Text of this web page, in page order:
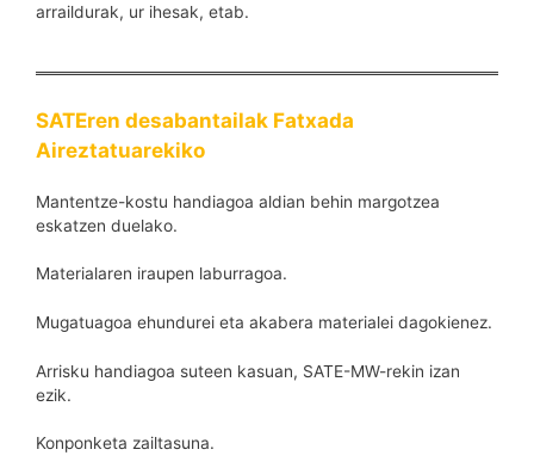
arraildurak, ur ihesak, etab.
SATEren desabantailak Fatxada
Aireztatuarekiko
Mantentze-kostu handiagoa aldian behin margotzea
eskatzen duelako.
Materialaren iraupen laburragoa.
Mugatuagoa ehundurei eta akabera materialei dagokienez.
Arrisku handiagoa suteen kasuan, SATE-MW-rekin izan
ezik.
Konponketa zailtasuna.